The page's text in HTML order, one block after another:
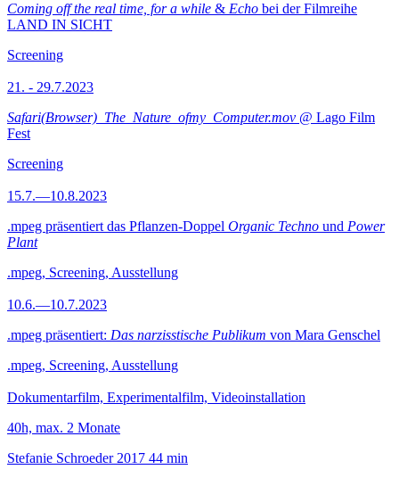
Coming off the real time, for a while & Echo bei der Filmreihe
LAND IN SICHT
Screening
21. - 29.7.2023
Safari(Browser)_The_Nature_ofmy_Computer.mov @ Lago Film
Fest
Screening
15.7.—10.8.2023
.mpeg präsentiert das Pflanzen-Doppel Organic Techno und Power
Plant
.mpeg, Screening, Ausstellung
10.6.—10.7.2023
.mpeg präsentiert: Das narzisstische Publikum von Mara Genschel
.mpeg, Screening, Ausstellung
Dokumentarfilm, Experimentalfilm, Videoinstallation
40h, max. 2 Monate
Stefanie Schroeder 2017 44 min